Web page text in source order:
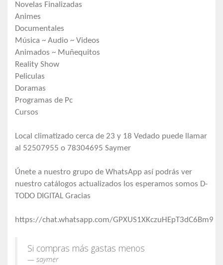
Novelas Finalizadas
Animes
Documentales
Música ~ Audio ~ Videos
Animados ~ Muñequitos
Reality Show
Peliculas
Doramas
Programas de Pc
Cursos
Local climatizado cerca de 23 y 18 Vedado puede llamar
al 52507955 o 78304695 Saymer
Únete a nuestro grupo de WhatsApp así podrás ver
nuestro catálogos actualizados los esperamos somos D-
TODO DIGITAL Gracias
https://chat.whatsapp.com/GPXUS1XKczuHEpT3dC6Bm9
Si compras más gastas menos
saymer